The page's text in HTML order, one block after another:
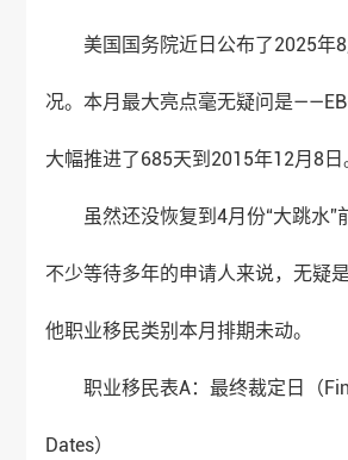
美国国务院近日公布了2025年
况。本月最大亮点毫无疑问是
大幅推进了685天到2015年12月8日
虽然还没恢复到4月份“大跳水”
不少等待多年的申请人来说，无疑
他职业移民类别本月排期未动。
职业移民表A：最终裁定日（
Dates）